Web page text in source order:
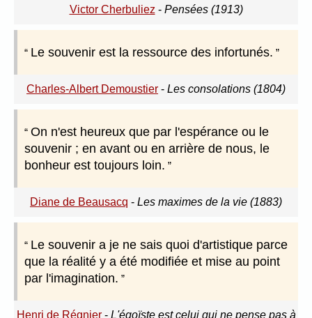
Victor Cherbuliez - Pensées (1913)
Le souvenir est la ressource des infortunés.
Charles-Albert Demoustier - Les consolations (1804)
On n'est heureux que par l'espérance ou le
souvenir ; en avant ou en arrière de nous, le
bonheur est toujours loin.
Diane de Beausacq - Les maximes de la vie (1883)
Le souvenir a je ne sais quoi d'artistique parce
que la réalité y a été modifiée et mise au point
par l'imagination.
Henri de Régnier- L'égoïste est celui qui ne pense pas à